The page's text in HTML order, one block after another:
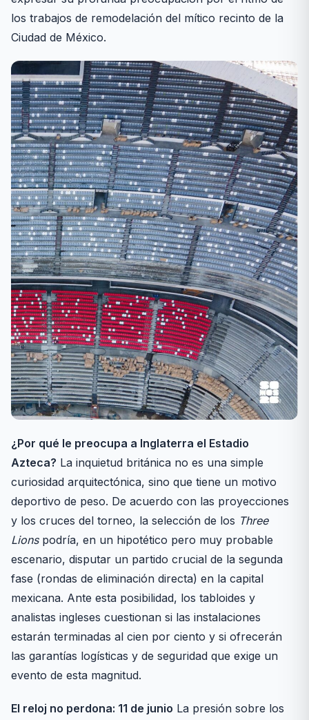
los trabajos de remodelación del mítico recinto de la
Ciudad de México.
¿Por qué le preocupa a Inglaterra el Estadio
Azteca? La inquietud británica no es una simple
curiosidad arquitectónica, sino que tiene un motivo
deportivo de peso. De acuerdo con las proyecciones
y los cruces del torneo, la selección de los Three
Lionspodría, en un hipotético pero muy probable
escenario, disputar un partido crucial de la segunda
fase (rondas de eliminación directa) en la capital
mexicana. Ante esta posibilidad, los tabloides y
analistas ingleses cuestionan si las instalaciones
estarán terminadas al cien por ciento y si ofrecerán
las garantías logísticas y de seguridad que exige un
evento de esta magnitud.
El reloj no perdona: 11 de junio La presión sobre los